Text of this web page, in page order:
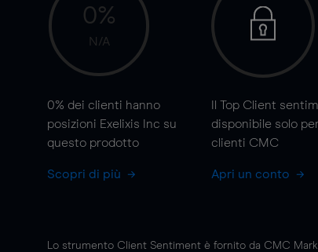
0%
N/A
0% dei clienti hanno
posizioni Exelixis Inc su
questo prodotto
Scopri di più
Il Top Client
disponibile solo
clienti CMC
Apri un conto
Lo strumento Client Sentiment è fornito da CMC